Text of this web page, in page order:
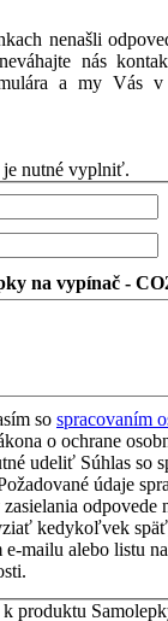
nenašli
nás
a my Vás v
nutné vyplniť.
na vypínač -
so spracovaním
o ochrane
udeliť Súhlas so
údaje
odpovede
kedykoľvek
e-mailu alebo listu
k produktu